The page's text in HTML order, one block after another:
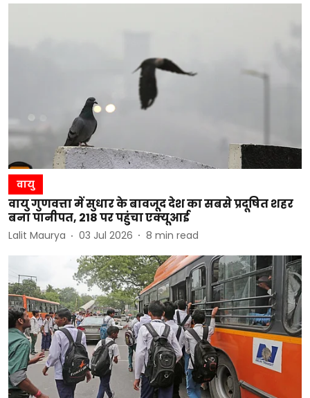
वायु
वायु गुणवत्ता में सुधार के बावजूद देश का सबसे प्रदूषित शहर
बना पानीपत, 218 पर पहुंचा एक्यूआई
Lalit Maurya 03 Jul 2026 8 min read